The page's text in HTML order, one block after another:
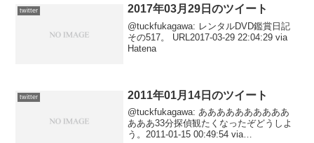
twitter 2017年03月29日のツイート
@tuckfukagawa: レンタルDVD鑑賞日記
その517。 URL2017-03-29 22:04:29 via
Hatena
twitter 2011年01月14日のツイート
@tuckfukagawa: ああああああああああ
あああ33分探偵観たくなったぞどうしよ
う。2011-01-15 00:49:54 via